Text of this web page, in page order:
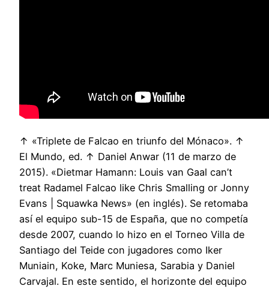
↑ «Triplete de Falcao en triunfo del Mónaco». ↑
El Mundo, ed. ↑ Daniel Anwar (11 de marzo de
2015). «Dietmar Hamann: Louis van Gaal can’t
treat Radamel Falcao like Chris Smalling or Jonny
Evans | Squawka News» (en inglés). Se retomaba
así el equipo sub-15 de España, que no competía
desde 2007, cuando lo hizo en el Torneo Villa de
Santiago del Teide con jugadores como Iker
Muniain, Koke, Marc Muniesa, Sarabia y Daniel
Carvajal. En este sentido, el horizonte del equipo